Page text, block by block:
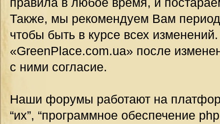
Также, мы рекомендуем Вам
чтобы быть в курсе всех
«GreenPlace.com.ua» после
с ними согласие.
Наши форумы работают на
“их”, “программное обеспечение